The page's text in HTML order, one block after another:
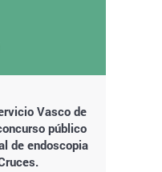
Vasco de
público
de endoscopia